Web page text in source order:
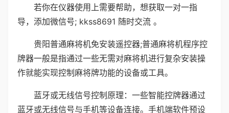
若你在仪器使用上需要帮助，想获取一对一指
导，添加微信号; kkss8691 随时交流 。
贵阳普通麻将机免安装遥控器;普通麻将机程序控
牌器一般是指通过一些无需对麻将机进行复杂安装操
作就能实现控制麻将牌功能的设备或工具。
蓝牙或无线信号控制原理：一些智能控牌器通过
蓝牙或无线信号与手机等设备连接。手机端软件预设